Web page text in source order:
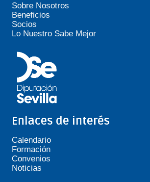
Sobre Nosotros
Beneficios
Socios
Lo Nuestro Sabe Mejor
Enlaces de interés
Calendario
Formación
Convenios
Noticias